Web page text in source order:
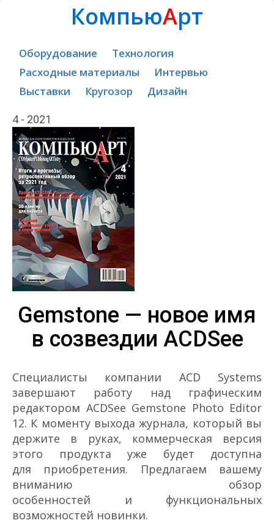
КомпьюАрт
Оборудование
Технология
Расходные материалы
Интервью
Выставки
Кругозор Дизайн
4 - 2021
Gemstone — новое имя
в созвездии ACDSee
Специалисты компании ACD Systems
завершают работу над графическим
редактором ACDSee Gemstone Photo Editor
12. К моменту выхода журнала, который вы
держите в руках, коммерческая версия
этого продукта уже будет доступна
для приобретения. Предлагаем вашему
вниманию обзор
особенностей и функциональных
возможностей новинки.